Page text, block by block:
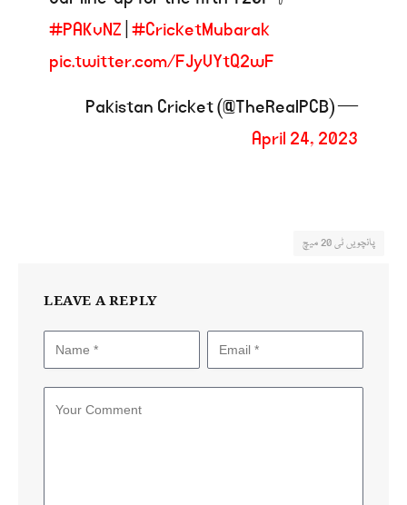
#PAKvNZ #CricketMubarak
pic.twitter.com/FJyVYtQ2wF
— Pakistan Cricket (@TheRealPCB)
April 24, 2023
پانچویں ٹی 20 میچ
LEAVE A REPLY